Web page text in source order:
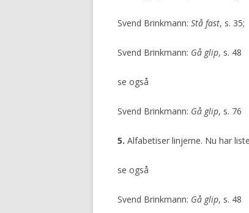
Svend Brinkmann: Stå fast, s. 35;
Svend Brinkmann: Gå glip, s. 48
se også
Svend Brinkmann: Gå glip, s. 76
5. Alfabetiser linjerne. Nu har
se også
Svend Brinkmann: Gå glip, s. 48